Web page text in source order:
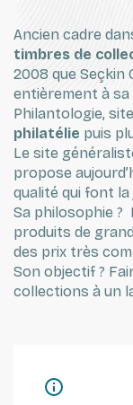
Ancien cadre
timbres de
2008 que Seçkin
entièrement à
Philantologie,
philatélie puis
Le site
propose
qualité qui font
Sa philosophie
produits de
des prix très
Son objectif ?
collections à un